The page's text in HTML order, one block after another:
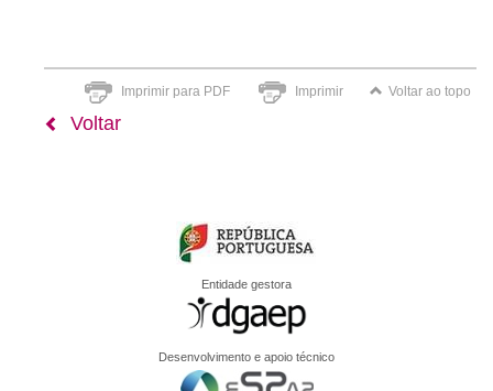
Imprimir para PDF Imprimir Voltar ao topo
Voltar
Entidade gestora
Desenvolvimento e apoio técnico